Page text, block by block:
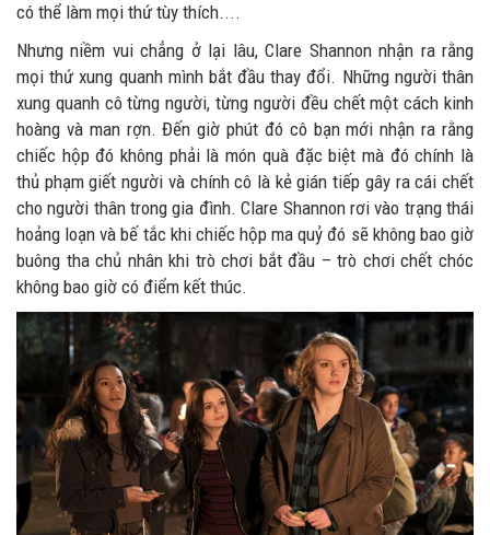
có thể làm mọi thứ tùy thích....
Nhưng niềm vui chẳng ở lại lâu, Clare Shannon nhận ra rằng
mọi thứ xung quanh mình bắt đầu thay đổi. Những người thân
xung quanh cô từng người, từng người đều chết một cách kinh
hoàng và man rợn. Đến giờ phút đó cô bạn mới nhận ra rằng
chiếc hộp đó không phải là món quà đặc biệt mà đó chính là
thủ phạm giết người và chính cô là kẻ gián tiếp gây ra cái chết
cho người thân trong gia đình. Clare Shannon rơi vào trạng thái
hoảng loạn và bế tắc khi chiếc hộp ma quỷ đó sẽ không bao giờ
buông tha chủ nhân khi trò chơi bắt đầu – trò chơi chết chóc
không bao giờ có điểm kết thúc.